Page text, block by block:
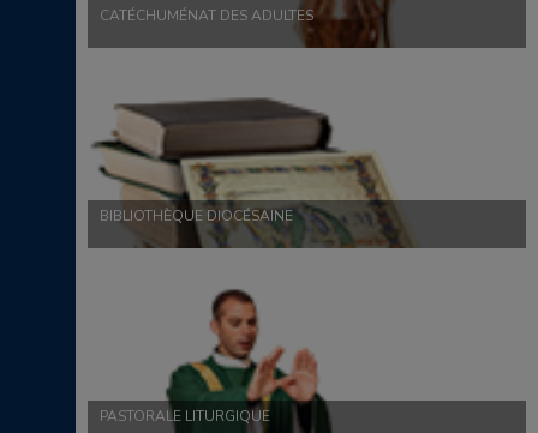
CATÉCHUMÉNAT DES ADULTES
BIBLIOTHÈQUE DIOCÉSAINE
PASTORALE LITURGIQUE